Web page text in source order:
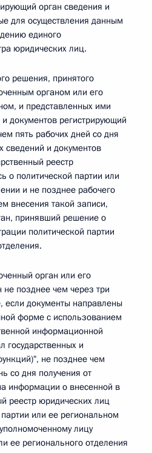
орган сведения и
для осуществления данным
единого
юридических лиц.
решения, принятого
органом или его
и представленных ими
документов регистрирующий
пять рабочих дней со дня
сведений и документов
реестр
о политической партии или
и не позднее рабочего
внесения такой записи,
принявший решение о
политической партии
орган или его
не позднее чем через три
если документы направлены
форме с использованием
информационной
государственных и
не позднее чем
со дня получения от
информации о внесенной в
реестр юридических лиц
или ее региональном
лицу
ее регионального отделения